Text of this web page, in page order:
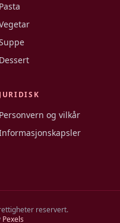
Pasta
Dessert
JURIDISK
Personvern og vilkår
reservert.
Pexels